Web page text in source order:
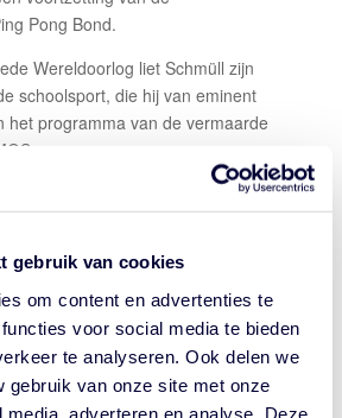
gebruik van cookies
om content en advertenties te
voor social media te bieden
te analyseren. Ook delen we
gebruik van onze site met onze
adverteren en analyse. Deze
Pong Bond.
Wereldoorlog liet Schmüll zijn
schoolsport, die hij van eminent
het programma van de vermaarde
voegde hij al in de jaren dertig van
maatschappelijke belangstelling en
werd aan Dick Schmüll in
deel van de productie van het
van Vondel voor zijn rekening te